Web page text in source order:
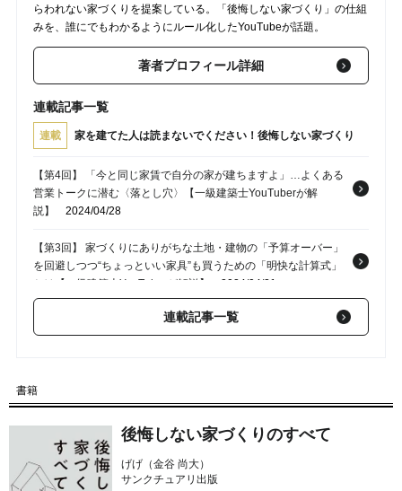
らわれない家づくりを提案している。「後悔しない家づくり」の仕組
みを、誰にでもわかるようにルール化したYouTubeが話題。
著者プロフィール詳細
連載記事一覧
連載 家を建てた人は読まないでください！後悔しない家づくり
【第4回】 「今と同じ家賃で自分の家が建ちますよ」…よくある
営業トークに潜む〈落とし穴〉【一級建築士YouTuberが解
説】
2024/04/28
【第3回】 家づくりにありがちな土地・建物の「予算オーバー」
を回避しつつ“ちょっといい家具”も買うための「明快な計算式」
とは【一級建築士YouTuberが解説】
2024/04/21
【第1回】 売れ残りの土地＝悪い土地とは限らない？理想の暮ら
しを手に入れるための「土地の探し方」【一級建築士YouTuber
連載記事一覧
書籍
後悔しない家づくりのすべて
げげ（⾦⾕ 尚⼤）
サンクチュアリ出版